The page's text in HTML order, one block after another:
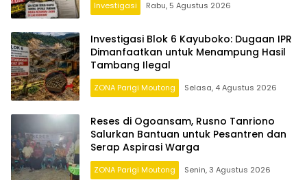
Investigasi Rabu, 5 Agustus 2026
Investigasi Blok 6 Kayuboko: Dugaan IPR
Dimanfaatkan untuk Menampung Hasil
Tambang Ilegal
ZONA Parigi Moutong Selasa, 4 Agustus 2026
Reses di Ogoansam, Rusno Tanriono
Salurkan Bantuan untuk Pesantren dan
Serap Aspirasi Warga
ZONA Parigi Moutong Senin, 3 Agustus 2026